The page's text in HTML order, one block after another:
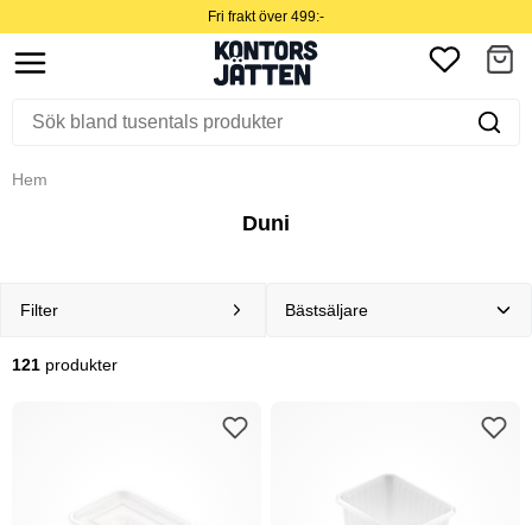
Fri frakt över 499:-
Hem
Duni
Filter
121 produkter